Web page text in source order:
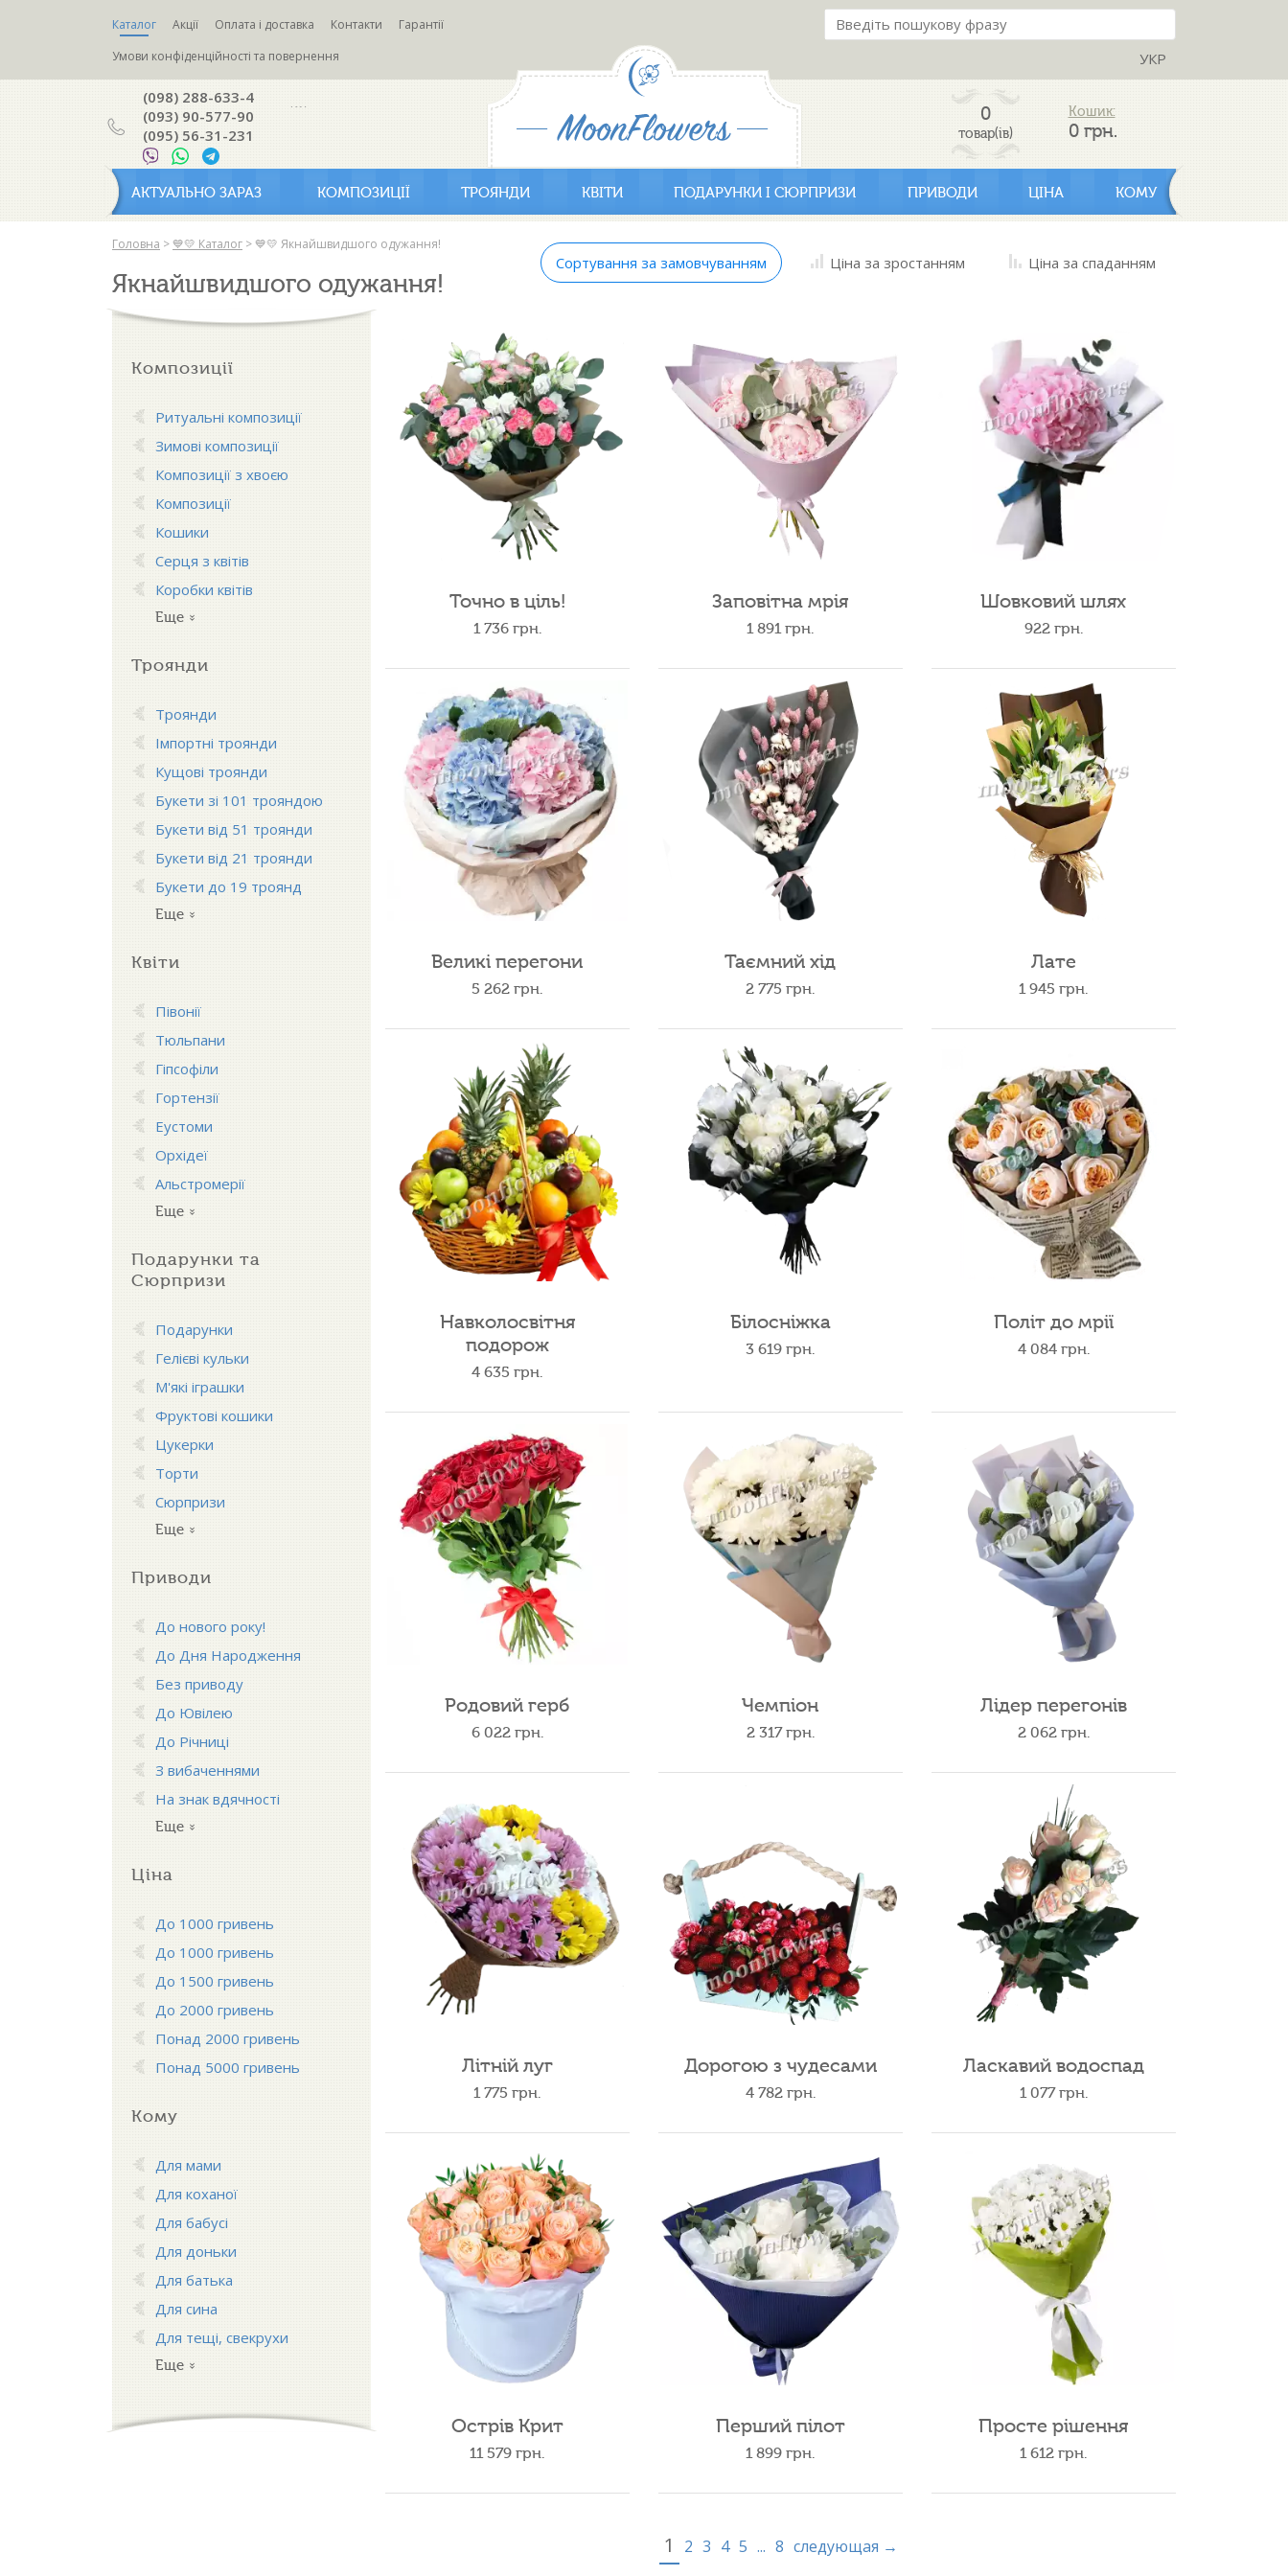
Каталог Акції Оплата і доставка Контакти
Гарантії
Умови конфіденційності та повернення
УКР
(098) 288-633-4
(093) 90-577-90
(095) 56-31-231
0
товар(ів)
Кошик:
0 грн.
АКТУАЛЬНО ЗАРАЗ КОМПОЗИЦІЇ ТРОЯНДИ КВІТИ ПОДАРУНКИ І СЮРПРИЗИ ПРИВОДИ ЦІНА КОМУ
Головна > 💙💛 Каталог > 💙💛 Якнайшвидшого одужання!
Якнайшвидшого одужання!
Сортування за замовчуванням Ціна за зростанням Ціна за спаданням
Композиції
Ритуальні композиції
Зимові композиції
Композиції з хвоєю
Композиції
Кошики
Серця з квітів
Коробки квітів
Еще
Троянди
Троянди
Імпортні троянди
Кущові троянди
Букети зі 101 трояндою
Букети від 51 троянди
Букети від 21 троянди
Букети до 19 троянд
Еще
Квіти
Півонії
Тюльпани
Гіпсофіли
Гортензії
Еустоми
Орхідеї
Альстромерії
Еще
Подарунки та
Сюрпризи
Подарунки
Гелієві кульки
М'які іграшки
Фруктові кошики
Цукерки
Торти
Сюрпризи
Еще
Приводи
До нового року!
До Дня Народження
Без приводу
До Ювілею
До Річниці
З вибаченнями
На знак вдячності
Еще
Ціна
До 1000 гривень
До 1000 гривень
До 1500 гривень
До 2000 гривень
Понад 2000 гривень
Понад 5000 гривень
Кому
Для мами
Для коханої
Для бабусі
Для доньки
Для батька
Для сина
Для тещі, свекрухи
Еще
Точно в ціль!
1 736 грн.
Заповітна мрія
1 891грн.
Шовковий шлях
922 грн.
Великі перегони
5 262грн.
Таємний хід
2 775грн.
Лате
1 945грн.
Навколосвітня
подорож
4 635грн.
Білосніжка
3 619грн.
Політ до мрії
4 084 грн.
Родовий герб
6 022 грн.
Чемпіон
2 317грн.
Лідер перегонів
2 062 грн.
Літній луг
1 775грн.
Дорогою з чудесами
4 782 грн.
Ласкавий водоспад
1 077грн.
Острів Крит
11 579грн.
Перший пілот
1 899грн.
Просте рішення
1 612грн.
1 2 3 4 5 ... 8 следующая →